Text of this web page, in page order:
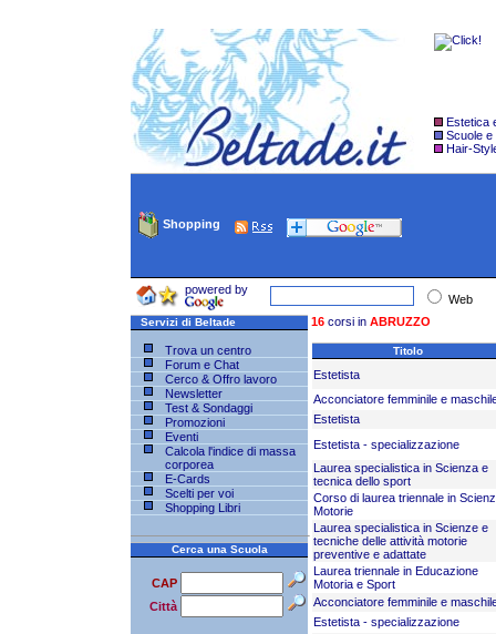
Estetica
Scuole e
Hair-
Shopping
powered by
Web
Servizi di Beltade
Trova un centro
Forum e Chat
Cerco & Offro lavoro
Newsletter
Test & Sondaggi
Promozioni
Eventi
Calcola l'indice di massa
corporea
E-Cards
Scelti per voi
Shopping Libri
Cerca una Scuola
CAP
Città
16 corsi in ABRUZZO
Titolo
Estetista
Acconciatore femminile e
Estetista
Estetista - specializzazione
Laurea specialistica in Scienza e
tecnica dello sport
Corso di laurea triennale in
Motorie
Laurea specialistica in Scienze e
tecniche delle attività motorie
preventive e adattate
Laurea triennale in Educazione
Motoria e Sport
Acconciatore femminile e
Estetista - specializzazione